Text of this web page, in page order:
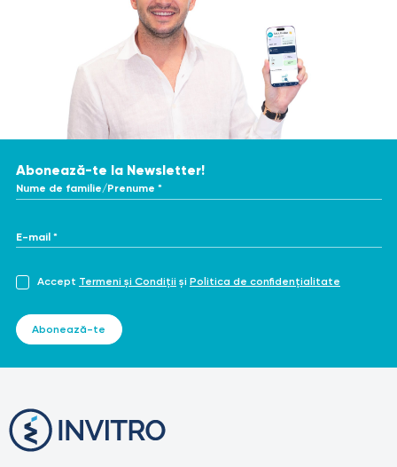
Abonează-te la Newsletter!
Nume de familie/Prenume *
E-mail *
Accept Termeni și Condiții și Politica de confidențialitate
Abonează-te